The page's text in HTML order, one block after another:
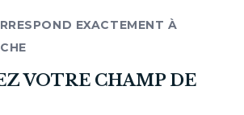
EXACTEMENT À
VOTRE CHAMP DE